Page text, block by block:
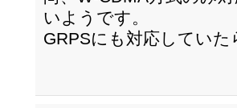
いようです。
GRPSにも対応してい